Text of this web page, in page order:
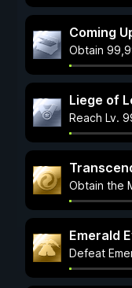
Coming
Obtain
Liege of
Reach Lv.
Obtain the
Emerald
Defeat